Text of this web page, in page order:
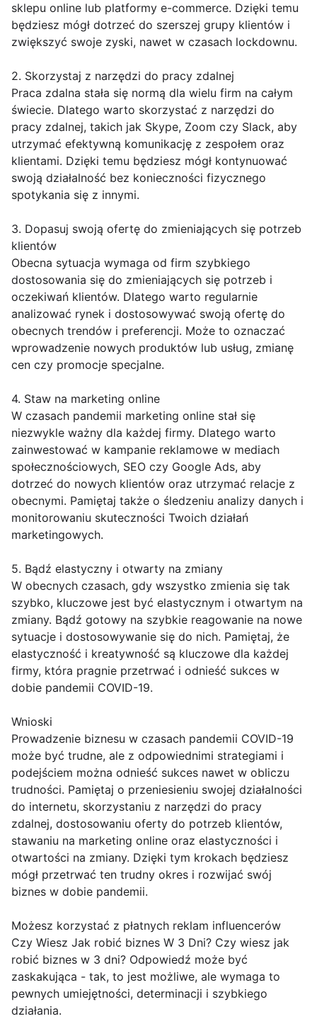
sklepu online lub platformy e-commerce. Dzięki temu
będziesz mógł dotrzeć do szerszej grupy klientów i
zwiększyć swoje zyski, nawet w czasach lockdownu.
2. Skorzystaj z narzędzi do pracy zdalnej
Praca zdalna stała się normą dla wielu firm na całym
świecie. Dlatego warto skorzystać z narzędzi do
pracy zdalnej, takich jak Skype, Zoom czy Slack, aby
utrzymać efektywną komunikację z zespołem oraz
klientami. Dzięki temu będziesz mógł kontynuować
swoją działalność bez konieczności fizycznego
spotykania się z innymi.
3. Dopasuj swoją ofertę do zmieniających się potrzeb
klientów
Obecna sytuacja wymaga od firm szybkiego
dostosowania się do zmieniających się potrzeb i
oczekiwań klientów. Dlatego warto regularnie
analizować rynek i dostosowywać swoją ofertę do
obecnych trendów i preferencji. Może to oznaczać
wprowadzenie nowych produktów lub usług, zmianę
cen czy promocje specjalne.
4. Staw na marketing online
W czasach pandemii marketing online stał się
niezwykle ważny dla każdej firmy. Dlatego warto
zainwestować w kampanie reklamowe w mediach
społecznościowych, SEO czy Google Ads, aby
dotrzeć do nowych klientów oraz utrzymać relacje z
obecnymi. Pamiętaj także o śledzeniu analizy danych i
monitorowaniu skuteczności Twoich działań
marketingowych.
5. Bądź elastyczny i otwarty na zmiany
W obecnych czasach, gdy wszystko zmienia się tak
szybko, kluczowe jest być elastycznym i otwartym na
zmiany. Bądź gotowy na szybkie reagowanie na nowe
sytuacje i dostosowywanie się do nich. Pamiętaj, że
elastyczność i kreatywność są kluczowe dla każdej
firmy, która pragnie przetrwać i odnieść sukces w
dobie pandemii COVID-19.
Wnioski
Prowadzenie biznesu w czasach pandemii COVID-19
może być trudne, ale z odpowiednimi strategiami i
podejściem można odnieść sukces nawet w obliczu
trudności. Pamiętaj o przeniesieniu swojej działalności
do internetu, skorzystaniu z narzędzi do pracy
zdalnej, dostosowaniu oferty do potrzeb klientów,
stawaniu na marketing online oraz elastyczności i
otwartości na zmiany. Dzięki tym krokach będziesz
mógł przetrwać ten trudny okres i rozwijać swój
biznes w dobie pandemii.
Możesz korzystać z płatnych reklam influencerów
Czy Wiesz Jak robić biznes W 3 Dni? Czy wiesz jak
robić biznes w 3 dni? Odpowiedź może być
zaskakująca - tak, to jest możliwe, ale wymaga to
pewnych umiejętności, determinacji i szybkiego
działania.